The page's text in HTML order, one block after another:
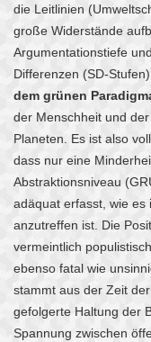
die Leitlinien
große Widerstände
Argumentationstiefe
Differenzen (SD-
dem grünen
der Menschheit und
Planeten. Es ist also
dass nur eine
Abstraktionsniveau
adäquat erfasst, wie es
anzutreffen ist. Die
vermeintlich
ebenso fatal wie
stammt aus der Zeit
gefolgerte Haltung der
Spannung zwischen